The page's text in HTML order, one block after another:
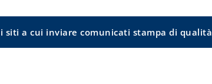
siti a cui inviare comunicati stampa di qualità